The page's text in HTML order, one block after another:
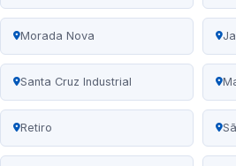
Morada Nova
Santa Cruz Industrial
Retiro